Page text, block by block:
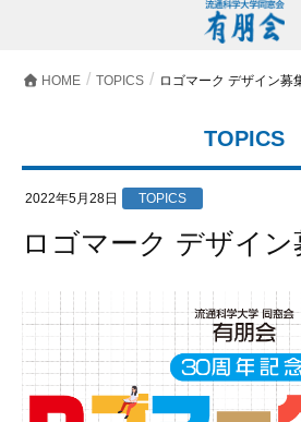
HOME TOPICS ロゴマーク デザイン募
TOPICS
2022年5月28日 TOPICS
ロゴマーク デザイ